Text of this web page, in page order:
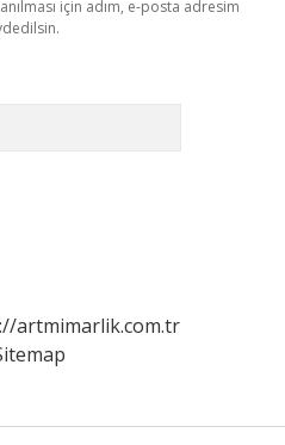
için adım, e-posta adresim
artmimarlik.com.tr